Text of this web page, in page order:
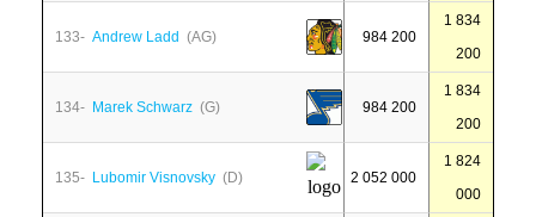
133- Andrew Ladd (AG) 984 200
1 834
200
134- Marek Schwarz (G) 984 200
1 834
200
135- Lubomir Visnovsky (D) 2 052 000
1 824
000